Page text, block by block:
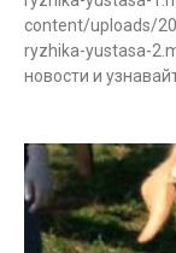
content/uploads/
ryzhika-yustasa-
новости и